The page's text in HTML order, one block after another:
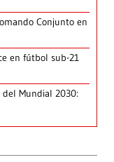
Conjunto en
en fútbol sub-21
Mundial 2030: